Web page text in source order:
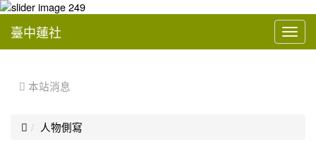
臺中蓮社
 本站消息
 人物側寫